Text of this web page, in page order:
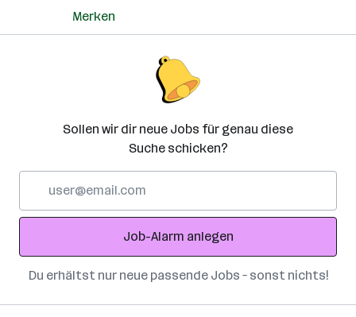
Merken
Sollen wir dir neue Jobs für genau diese
Suche schicken?
Adresse
Job-Alarm anlegen
Du erhältst nur neue passende Jobs – sonst nichts!